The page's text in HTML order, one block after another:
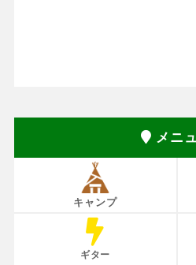
メニ
キャンプ
ギター